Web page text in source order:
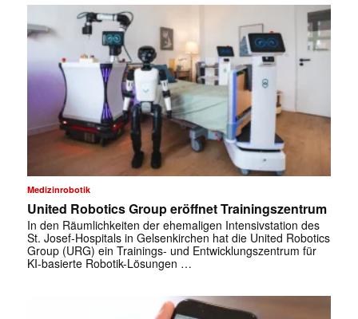
Medizinrobotik
United Robotics Group eröffnet Trainingszentrum
In den Räumlichkeiten der ehemaligen Intensivstation des
St. Josef-Hospitals in Gelsenkirchen hat die United Robotics
Group (URG) ein Trainings- und Entwicklungszentrum für
KI-basierte Robotik-Lösungen …